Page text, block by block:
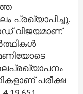
വിജയമാണ്
പരീക്ഷ